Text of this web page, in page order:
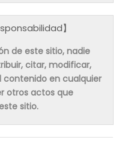
】
de este sitio, nadie
citar, modificar,
contenido en cualquier
otros actos que
sitio.